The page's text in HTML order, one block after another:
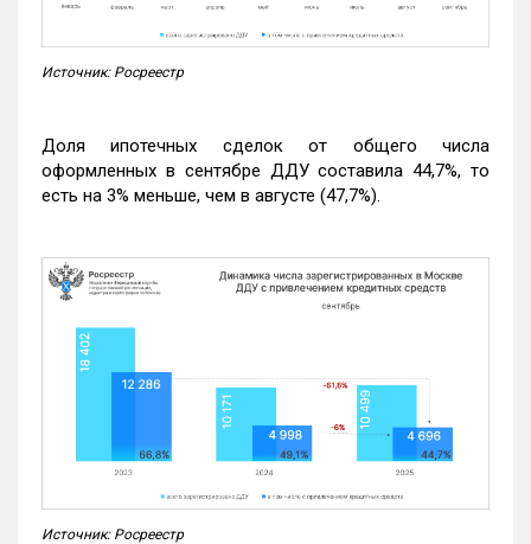
Источник: Росреестр
Доля ипотечных сделок от общего числа
оформленных в сентябре ДДУ составила 44,7%, то
есть на 3% меньше, чем в августе (47,7%).
Источник: Росреестр